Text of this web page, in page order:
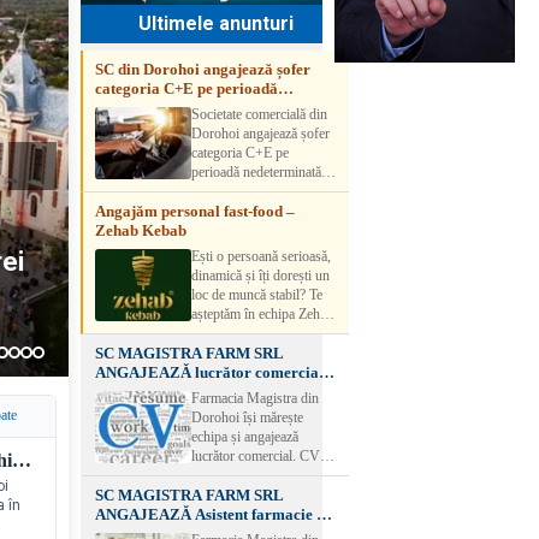
în
-
Colectivul Colegiului Național „Grigore Ghica” Dorohoi transmite sincere condoleanțe
în
Ultimele anunturi
SC din Dorohoi angajează șofer
categoria C+E pe perioadă
nedeterminatăSocietate comercială din
Dorohoi angajează șofer
categoria C+E pe
perioadă nedeterminată.
Candidatul trebuie să
aibă experiență și atestat
detalii, vă rog să sunați la
numărul de telefon.
Angajăm personal fast-food –
Zehab Kebab
Ești o persoană serioasă,
dinamică și îți dorești un
loc de muncă stabil? Te
așteptăm în echipa Zehab
Kebab! Posturi
disponibile: -
SHAORMAR AJUTOR
BUCATAR 2/posturi -
LUCRATOR
COMERCIAL
VANZATOR /2 posturi
muncă Program flexibil
Salariu motivant, în
funcție de experienț
SC MAGISTRA FARM SRL
ANGAJEAZĂ lucrător comercial –
DOROHOI
Farmacia Magistra din
Dorohoi își mărește
echipa și angajează
lucrător comercial. CV-
urile se pot depune: * la
sediul Farmaciei
Magistra – Bulevardul
Victoriei nr. 23, Dorohoi
SC MAGISTRA FARM SRL
ANGAJEAZĂ Asistent farmacie –
DOROHOI